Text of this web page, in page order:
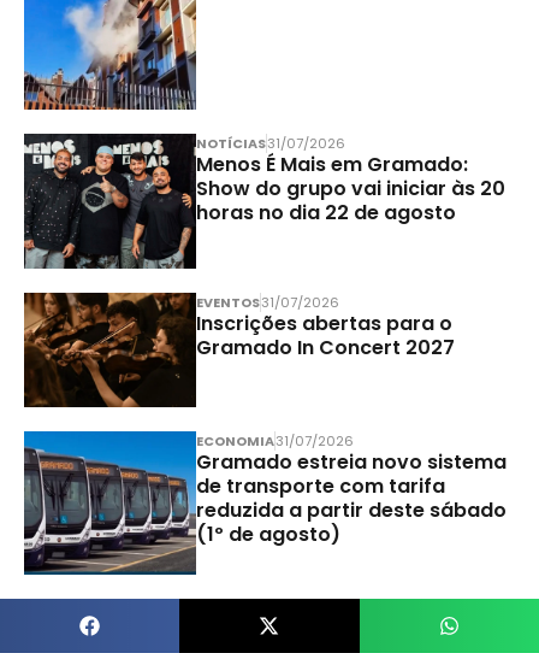
NOTÍCIAS31/07/2026
Menos É Mais em Gramado:
Show do grupo vai iniciar às 20
horas no dia 22 de agosto
EVENTOS31/07/2026
Inscrições abertas para o
Gramado In Concert 2027
ECONOMIA31/07/2026
Gramado estreia novo sistema
de transporte com tarifa
reduzida a partir deste sábado
(1º de agosto)